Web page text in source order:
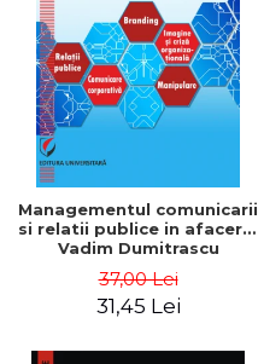
ADMINISTRATIVE
ȘTIINȚE ECONOMICE
ȘTIINȚE EXACTE
EDUCAȚIE FIZICĂ ȘI SPORT
PREUNIVERSITARIA
TIMP LIBER
ÎN CURS DE APARIȚIE
NOUTĂȚI
PACHETE DE STUDIU
PROMOȚIILE LUNII
ULTIMELE EXEMPLARE
Cum Cumpăr
Livrare
Politica de Retur
Formular de Retur
Distribuitori
Managementul comunicarii
si relatii publice in afaceri -
Vadim Dumitrascu
37,00 Lei
31,45 Lei